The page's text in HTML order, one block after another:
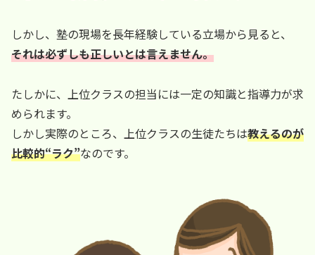
しかし、塾の現場を長年経験している立場から見ると、
それは必ずしも正しいとは言えません。
たしかに、上位クラスの担当には一定の知識と指導力が求
められます。
しかし実際のところ、上位クラスの生徒たちは教えるのが
比較的“ラク”なのです。